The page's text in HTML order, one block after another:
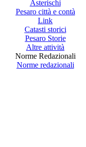
Asterischi
Pesaro città e contà
Link
Catasti storici
Pesaro Storie
Altre attività
Norme Redazionali
Norme redazionali